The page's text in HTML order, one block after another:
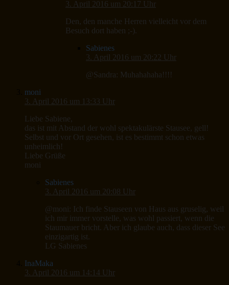
3. April 2016 um 20:17 Uhr
Den, den manche Herren vielleicht vor dem
Besuch dort haben ;-).
Sabienes
3. April 2016 um 20:22 Uhr
@Sandra: Muhahahaha!!!!
moni
3. April 2016 um 13:33 Uhr
Liebe Sabiene,
das ist mit Abstand der wohl spektakulärste Stausee, gell!
Selbst und vor Ort gesehen, ist es bestimmt schon etwas
unheimlich!
Liebe Grüße
moni
Sabienes
3. April 2016 um 20:08 Uhr
@moni: Ich finde Stauseen von Haus aus gruselig, weil
ich mir immer vorstelle, was wohl passiert, wenn die
Staumauer bricht. Aber ich glaube auch, dass dieser See
einzigartig ist.
LG Sabienes
InaMaka
3. April 2016 um 14:14 Uhr